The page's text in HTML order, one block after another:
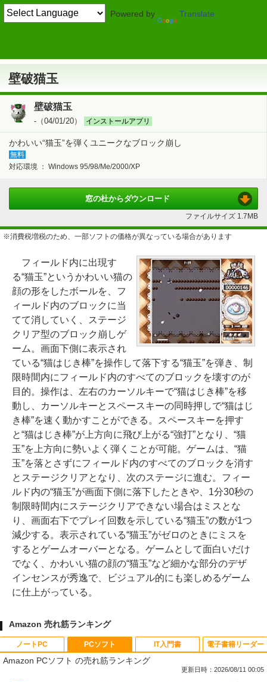
Powered by Translate
壁破猫玉
壁破猫玉
-（04/01/20） インストールアプリ
かわいい“猫玉”を弾くユニークなブロック崩し
無料
対応環境 ： Windows 95/98/Me/2000/XP
窓の杜からダウンロード
ファイルサイズ 1.7MB
※消費税増税のため、一部ソフトの価格が異なっている場合があります
フィールド内に出現す
る“猫玉”というかわいい猫の
顔の形をしたボールを、フ
ィールド内のブロックに当
てて消していく、ステージ
クリア型のブロック崩しゲ
ーム。画面下側に表示され
ている“猫はじき棒”を操作して落下する“猫玉”を弾き、制
限時間内にフィールド内のすべてのブロックを壊すのが
目的。操作は、左右のカーソルキーで“猫はじき棒”を移
動し、カーソルキーとスペースキーの同時押しで“猫はじ
き棒”を速く動かすことができる。スペースキーを押す
と“猫はじき棒”が上方向に飛び上がる“強打”となり、“猫
玉”を上方向に勢いよく弾くことが可能。ゲームは、“猫
玉”を落とさずにフィールド内のすべてのブロックを消す
とステージクリアとなり、次のステージに進む。フィー
ルド内の“猫玉”が画面下側に落下したときや、1分30秒の
制限時間内にステージクリアできない場合はミスとな
り、画面右下でプレイ回数を示している“猫玉”の数が1つ
減少する。表示されている“猫玉”がゼロのときにミスを
するとゲームオーバーとなる。ゲームとして面白いだけ
でなく、かわいい猫の顔の“猫玉”など細かな部分のデザ
インセンスが秀逸で、ビジュアル的にも楽しめるゲーム
に仕上がっている。
Amazon 売れ筋ランキング
ノートPC PCソフト
Amazon PCソフト の売れ筋ランキング
更新日時：2026/08/11 00:05
IT入門書 電子書籍リーダー